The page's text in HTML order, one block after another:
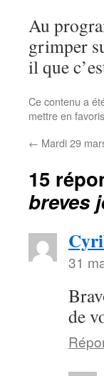
Au
grimper
il que
Ce contenu a
mettre en
← Mardi 29
15
breves
31
de